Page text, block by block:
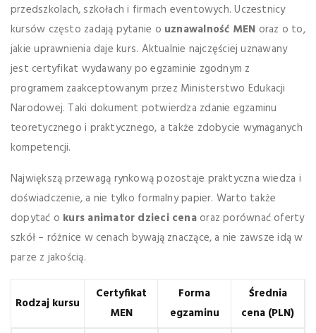
przedszkolach, szkołach i firmach eventowych. Uczestnicy
kursów często zadają pytanie o uznawalność MEN oraz o to,
jakie uprawnienia daje kurs. Aktualnie najczęściej uznawany
jest certyfikat wydawany po egzaminie zgodnym z
programem zaakceptowanym przez Ministerstwo Edukacji
Narodowej. Taki dokument potwierdza zdanie egzaminu
teoretycznego i praktycznego, a także zdobycie wymaganych
kompetencji.
Największą przewagą rynkową pozostaje praktyczna wiedza i
doświadczenie, a nie tylko formalny papier. Warto także
dopytać o kurs animator dzieci cenaoraz porównać oferty
szkół – różnice w cenach bywają znaczące, a nie zawsze idą w
parze z jakością.
Rodzaj kursu
Certyfikat
MEN
Forma
egzaminu
Średnia
cena (PLN)